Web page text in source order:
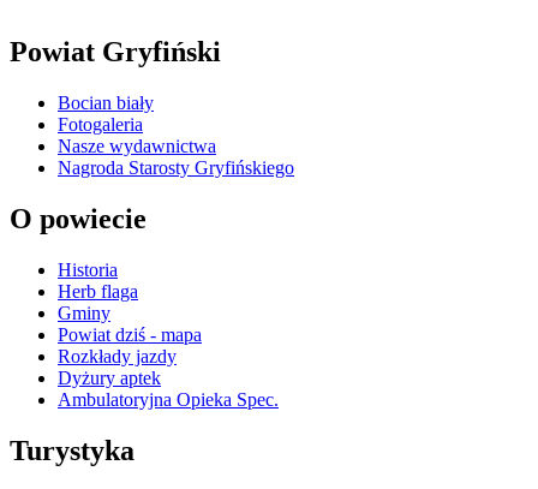
Powiat Gryfiński
Bocian biały
Fotogaleria
Nasze wydawnictwa
Nagroda Starosty Gryfińskiego
O powiecie
Historia
Herb flaga
Gminy
Powiat dziś - mapa
Rozkłady jazdy
Dyżury aptek
Ambulatoryjna Opieka Spec.
Turystyka